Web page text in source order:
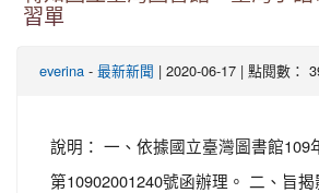
習單
everina - 最新新聞 | 2020-06-17 | 點閱數：
說明： 一、依據國立臺灣圖書館109
第10902001240號函辦理。 二、旨